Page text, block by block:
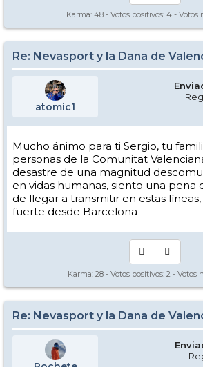
Karma: 48 - Votos positivos: 4 - Votos
Re: Nevasport y la Dana de
atomic1
Mucho ánimo para ti Sergio, tu
personas de la Comunitat
desastre de una magnitud
en vidas humanas, siento una pena
de llegar a transmitir en estas
fuerte desde Barcelona
Karma: 28 - Votos positivos: 2 - Votos
Re: Nevasport y la Dana de